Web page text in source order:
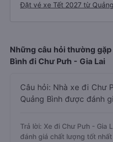
Đặt vé xe Tết 2027 từ
Những câu hỏi thường
Bình đi Chư Pưh - Gia Lai
Câu hỏi: Nhà xe đi Chư
Quảng Bình được đánh
Trả lời: Xe đi Chư Pưh - Gia
đánh giá chất lượng tốt